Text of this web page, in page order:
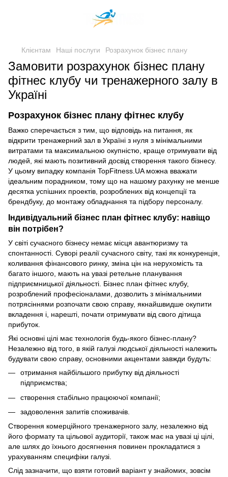
Клієнтам Наші послуги Розрахунок бізнес плану
Замовити розрахунок бізнес плану
фітнес клубу чи тренажерного залу в
Україні
Розрахунок бізнес плану фітнес клубу
Важко сперечається з тим, що відповідь на питання, як
відкрити тренажерний зал в Україні з нуля з мінімальними
витратами та максимальною окупністю, краще отримувати від
людей, які мають позитивний досвід створення такого бізнесу.
У цьому випадку компанія TopFitness.UA можна вважати
ідеальним порадником, тому що на нашому рахунку не менше
десятка успішних проектів, розроблених від концепції та
брендбуку, до монтажу обладнання та підбору персоналу.
Індивідуальний бізнес план фітнес клубу: навіщо
він потрібен?
У світі сучасного бізнесу немає місця авантюризму та
спонтанності. Суворі реалії сучасного світу, такі як конкуренція,
коливання фінансового ринку, зміна цін на нерухомість та
багато іншого, мають на увазі ретельне планування
підприємницької діяльності. Бізнес план фітнес клубу,
розроблений професіоналами, дозволить з мінімальними
потрясіннями розпочати свою справу, якнайшвидше окупити
вкладення і, нарешті, почати отримувати від свого дітища
прибуток.
Які основні цілі має технологія будь-якого бізнес-плану?
Незалежно від того, в якій галузі людської діяльності належить
будувати свою справу, основними акцентами завжди будуть:
отримання найбільшого прибутку від діяльності
підприємства;
створення стабільно працюючої компанії;
задоволення запитів споживачів.
Створення комерційного тренажерного залу, незалежно від
його формату та цільової аудиторії, також має на увазі ці цілі,
але шлях до їхнього досягнення повинен прокладатися з
урахуванням специфіки галузі.
Слід зазначити, що взяти готовий варіант у знайомих, зовсім